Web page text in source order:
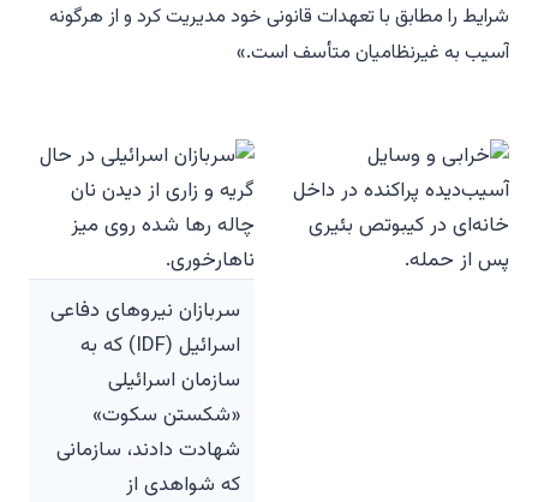
شرایط را مطابق با تعهدات قانونی خود مدیریت کرد و از هرگونه
آسیب به غیرنظامیان متأسف است.»
سربازان نیروهای دفاعی
اسرائیل (IDF) که به
سازمان اسرائیلی
«شکستن سکوت»
شهادت دادند، سازمانی
که شواهدی از